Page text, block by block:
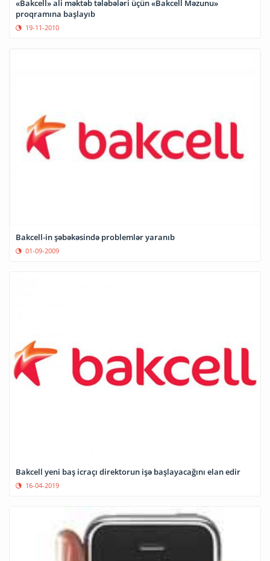
«Bakcell» ali məktəb tələbələri üçün «Bakcell Məzunu»
proqramına başlayıb
19-11-2010
Bakcell-in şəbəkəsində problemlər yaranıb
01-09-2009
Bakcell yeni baş icraçı direktorun işə başlayacağını elan edir
16-04-2019